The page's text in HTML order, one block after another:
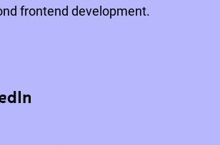
frontend development.